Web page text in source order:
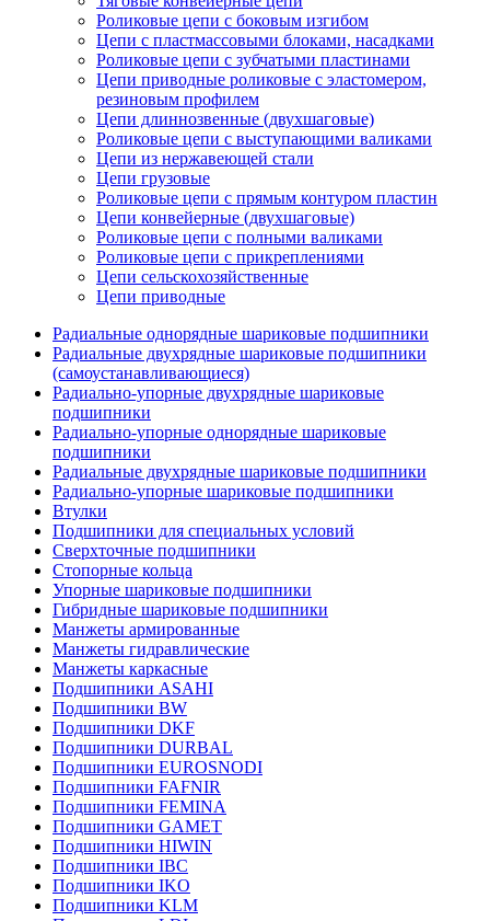
Роликовые цепи с боковым изгибом
Цепи с пластмассовыми блоками, насадками
Роликовые цепи с зубчатыми пластинами
Цепи приводные роликовые с эластомером,
резиновым профилем
Цепи длиннозвенные (двухшаговые)
Роликовые цепи с выступающими валиками
Цепи из нержавеющей стали
Цепи грузовые
Роликовые цепи с прямым контуром пластин
Цепи конвейерные (двухшаговые)
Роликовые цепи с полными валиками
Роликовые цепи с прикреплениями
Цепи сельскохозяйственные
Цепи приводные
Радиальные однорядные шариковые подшипники
Радиальные двухрядные шариковые подшипники
(самоустанавливающиеся)
Радиально-упорные двухрядные шариковые
подшипники
Радиально-упорные однорядные шариковые
подшипники
Радиальные двухрядные шариковые подшипники
Радиально-упорные шариковые подшипники
Втулки
Подшипники для специальных условий
Сверхточные подшипники
Стопорные кольца
Упорные шариковые подшипники
Гибридные шариковые подшипники
Манжеты армированные
Манжеты гидравлические
Манжеты каркасные
Подшипники ASAHI
Подшипники BW
Подшипники DKF
Подшипники DURBAL
Подшипники EUROSNODI
Подшипники FAFNIR
Подшипники FEMINA
Подшипники GAMET
Подшипники HIWIN
Подшипники IBC
Подшипники IKO
Подшипники KLM